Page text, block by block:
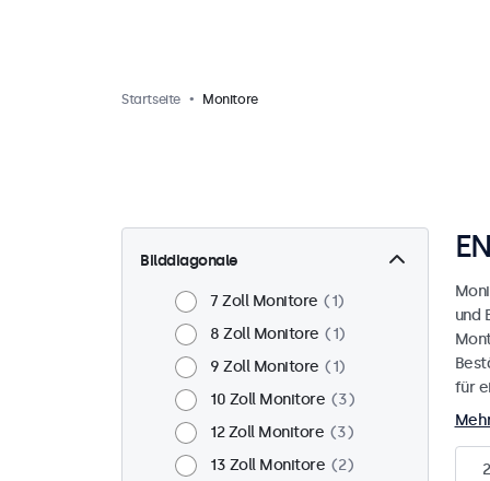
Startseite Monitore
Bilddiagonale
7 Zoll Monitore
1
8 Zoll Monitore
1
9 Zoll Monitore
1
10 Zoll Monitore
3
12 Zoll Monitore
3
13 Zoll Monitore
2
und
für